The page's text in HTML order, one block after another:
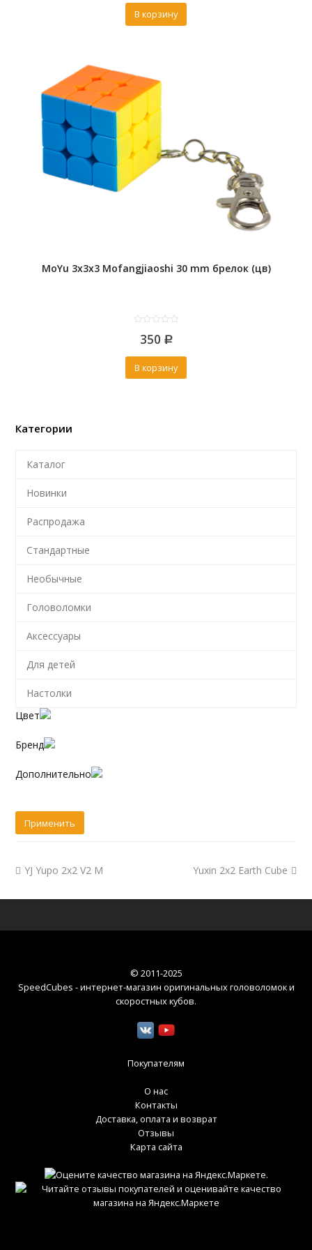
В корзину
MoYu 3x3x3 Mofangjiaoshi 30 mm брелок (цв)
out
5
350 Р
В корзину
Категории
Каталог
Новинки
Распродажа
Стандартные
Необычные
Головоломки
Аксессуары
Для детей
Настолки
Цвет
Бренд
Дополнительно
YJ Yupo 2x2 V2 M Yuxin 2x2 Earth Cube
© 2011-2025
SpeedCubes - интернет-магазин оригинальных головоломок и
скоростных кубов.
Покупателям
О нас
Контакты
Доставка, оплата и возврат
Отзывы
Карта сайта